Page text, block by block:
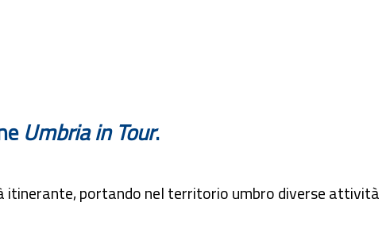
Umbria in Tour.
portando nel territorio umbro diverse attività